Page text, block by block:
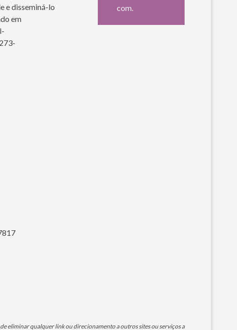
e disseminá-lo
em
com.
eliminar qualquer link ou direcionamento a outros sites ou serviços a